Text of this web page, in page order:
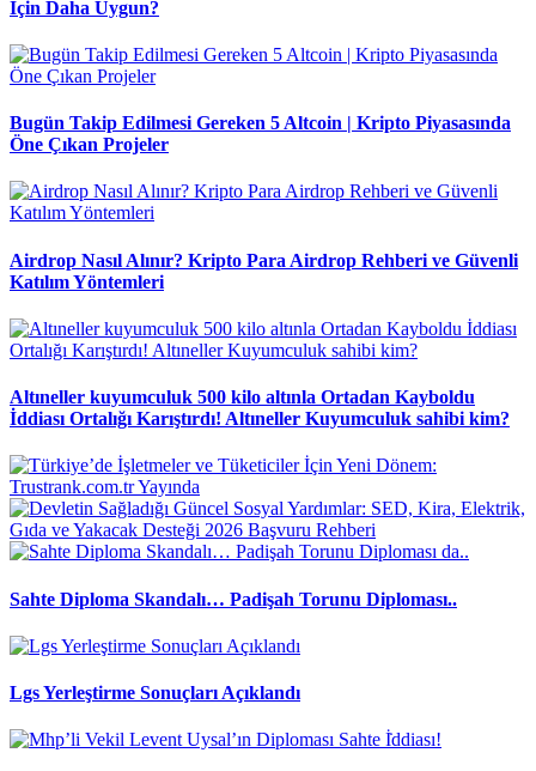
İçin Daha Uygun?
Bugün Takip Edilmesi Gereken 5 Altcoin | Kripto Piyasasında
Öne Çıkan Projeler
Airdrop Nasıl Alınır? Kripto Para Airdrop Rehberi ve Güvenli
Katılım Yöntemleri
Altıneller kuyumculuk 500 kilo altınla Ortadan Kayboldu
İddiası Ortalığı Karıştırdı! Altıneller Kuyumculuk sahibi kim?
Sahte Diploma Skandalı… Padişah Torunu Diploması..
Lgs Yerleştirme Sonuçları Açıklandı